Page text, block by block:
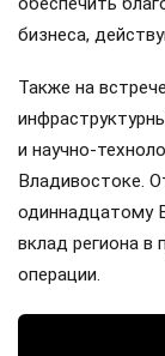
бизнеса,
Также на
и научно-
Владивостоке.
одиннадцатому
вклад региона в
операции.